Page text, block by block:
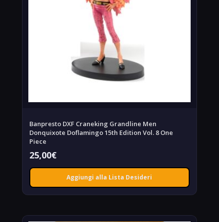
Banpresto DXF Craneking Grandline Men
Donquixote Doflamingo 15th Edition Vol. 8 One
Piece
25,00€
Aggiungi alla Lista Desideri